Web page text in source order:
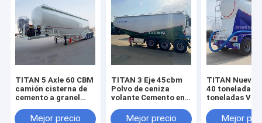
TITAN 5 Axle 60 CBM
camión cisterna de
cemento a granel
Mejor precio
TITAN 3 Eje 45cbm
Polvo de ceniza
volante Cemento en
de camión camión
Mejor precio
TITAN Nuevo
40 toneladas
toneladas V
secoMejor